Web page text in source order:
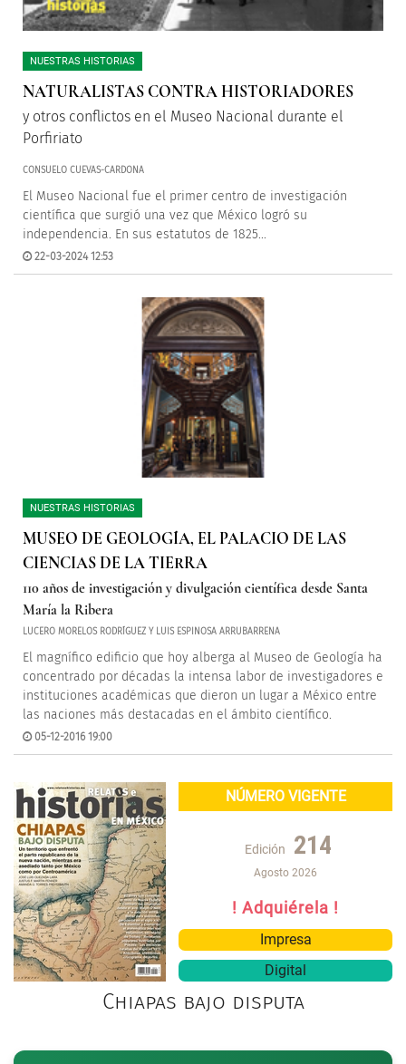
NUESTRAS HISTORIAS
NATURALISTAS CONTRA HISTORIADORES
y otros conflictos en el Museo Nacional durante el
Porfiriato
CONSUELO CUEVAS-CARDONA
El Museo Nacional fue el primer centro de investigación
científica que surgió una vez que México logró su
independencia. En sus estatutos de 1825...
22-03-2024 12:53
NUESTRAS HISTORIAS
MUSEO DE GEOLOGÍA, EL PALACIO DE LAS
CIENCIAS DE LA TIERRA
110 años de investigación y divulgación científica desde Santa
María la Ribera
LUCERO MORELOS RODRÍGUEZ Y LUIS ESPINOSA ARRUBARRENA
El magnífico edificio que hoy alberga al Museo de Geología ha
concentrado por décadas la intensa labor de investigadores e
instituciones académicas que dieron un lugar a México entre
las naciones más destacadas en el ámbito científico.
05-12-2016 19:00
NÚMERO VIGENTE
Edición 214
Agosto 2026
! Adquiérela !
Impresa
Digital
Chiapas bajo disputa